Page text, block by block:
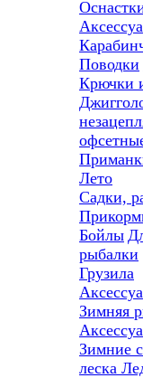
Поводки
Крючки
Лето
Садки,
Бойлы
рыбалки
Грузила
Зимняя
Зимние
леска